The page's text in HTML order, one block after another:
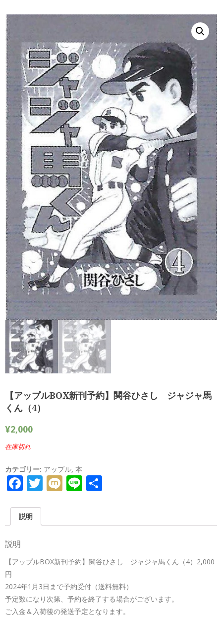
【アップルBOX新刊予約】関谷ひさし ジャジャ馬
くん（4）
¥2,000
在庫切れ
カテゴリー: アップル, 本
Facebook
Twitter
MixiLine
説明
説明
【アップルBOX新刊予約】関谷ひさし ジャジャ馬くん（4）2,000
円
2024年1月3日まで予約受付（送料無料）
予定数になり次第、予約を終了する場合がございます。
ご入金＆入荷後の発送予定となります。